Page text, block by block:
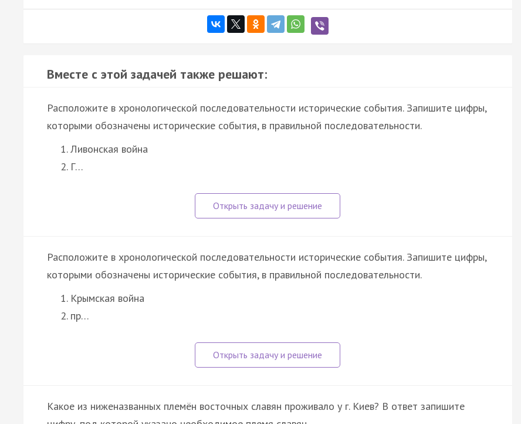
Вместе с этой задачей также решают:
Расположите в хронологической последовательности исторические события. Запишите цифры,
которыми обозначены исторические события, в правильной последовательности.
Ливонская война
Г…
Расположите в хронологической последовательности исторические события. Запишите цифры,
которыми обозначены исторические события, в правильной последовательности.
Крымская война
пр…
Какое из ниженазванных племён восточных славян проживало у г. Киев? В ответ запишите